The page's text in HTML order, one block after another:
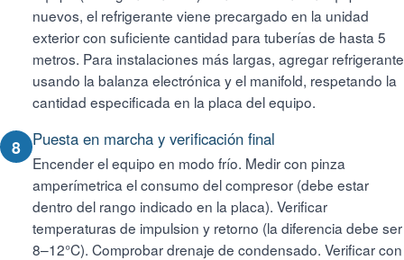
nuevos, el refrigerante viene precargado en la unidad
exterior con suficiente cantidad para tuberías de hasta 5
metros. Para instalaciones más largas, agregar refrigerante
usando la balanza electrónica y el manifold, respetando la
cantidad especificada en la placa del equipo.
8 Puesta en marcha y verificación final
Encender el equipo en modo frío. Medir con pinza
amperímetrica el consumo del compresor (debe estar
dentro del rango indicado en la placa). Verificar
temperaturas de impulsion y retorno (la diferencia debe ser
8–12°C). Comprobar drenaje de condensado. Verificar con